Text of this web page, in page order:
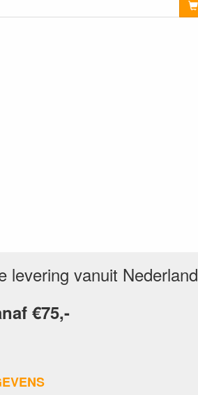
levering vanuit Nederland
€75,-